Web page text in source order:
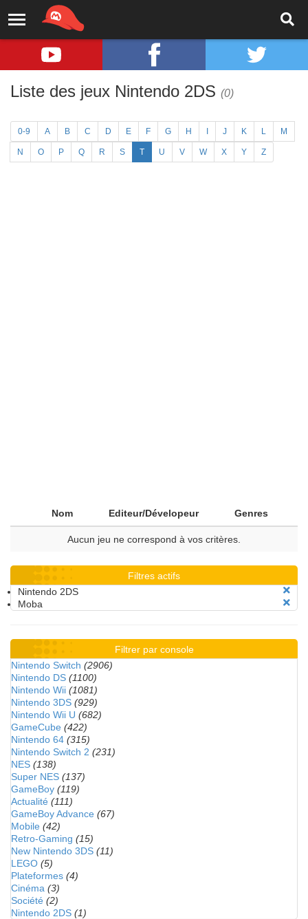
Liste des jeux Nintendo 2DS (0)
0-9 A B C D E F G H J K L M
N O P Q R S T U V W X Y Z
Nom Editeur/Dévelopeur Genres
Aucun jeu ne correspond à vos critères.
Filtres actifs
Nintendo 2DS
Moba
Filtrer par console
Nintendo Switch (2906)
Nintendo DS (1100)
Nintendo Wii (1081)
Nintendo 3DS (929)
Nintendo Wii U (682)
GameCube (422)
Nintendo 64 (315)
Nintendo Switch 2 (231)
NES (138)
Super NES (137)
GameBoy (119)
Actualité (111)
GameBoy Advance (67)
Mobile (42)
Retro-Gaming (15)
New Nintendo 3DS (11)
LEGO (5)
Plateformes (4)
Cinéma (3)
Société (2)
Nintendo 2DS (1)